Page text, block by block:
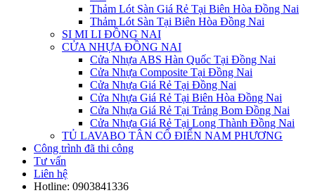
Thảm Lót Sàn Giá Rẻ Tại Biên Hòa Đồng Nai
Thảm Lót Sàn Tại Biên Hòa Đồng Nai
SI MI LI ĐỒNG NAI
CỬA NHỰA ĐỒNG NAI
Cửa Nhựa ABS Hàn Quốc Tại Đồng Nai
Cửa Nhựa Composite Tại Đồng Nai
Cửa Nhựa Giá Rẻ Tại Đồng Nai
Cửa Nhựa Giá Rẻ Tại Biên Hòa Đồng Nai
Cửa Nhựa Giá Rẻ Tại Trảng Bom Đồng Nai
Cửa Nhựa Giá Rẻ Tại Long Thành Đồng Nai
TỦ LAVABO TÂN CỔ ĐIỂN NAM PHƯƠNG
Công trình đã thi công
Tư vấn
Liên hệ
Hotline: 0903841336